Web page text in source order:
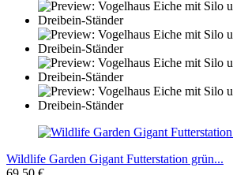
Wildlife Garden Gigant Futterstation grün...